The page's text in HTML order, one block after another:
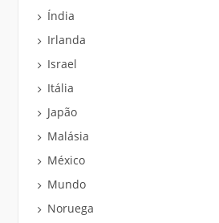
Índia
Irlanda
Israel
Itália
Japão
Malásia
México
Mundo
Noruega